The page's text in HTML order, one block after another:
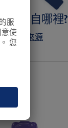
份源自哪裡?
成份來源